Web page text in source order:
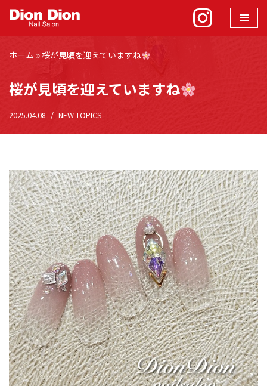
テ
ツ
ス
キ
ホーム »桜が見頃を迎えていますね
桜が見頃を迎えていますね
2025.04.08 NEW TOPICS